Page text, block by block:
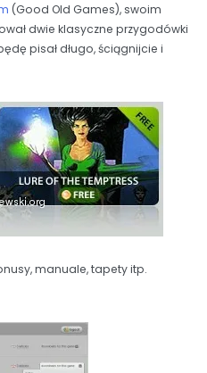
(Good Old Games), swoim
dwie klasyczne przygodówki
pisał długo, ściągnijcie i
manuale, tapety itp.